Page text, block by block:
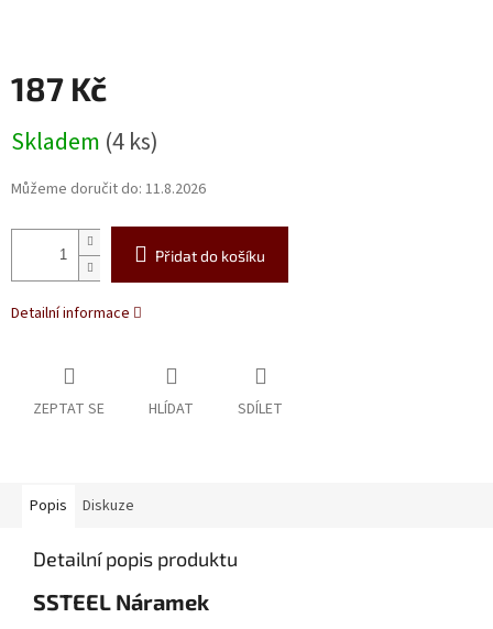
187 Kč
cena:
Skladem (4 ks)
Můžeme doručit do: 11.8.2026
Přidat do košíku
Detailní informace
ZEPTAT SE HLÍDAT SDÍLET
Popis Diskuze
Detailní popis produktu
SSTEEL Náramek